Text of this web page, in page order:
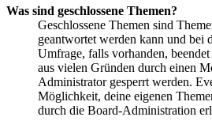
Was sind geschlossene Themen?
Geschlossene Themen sind
geantwortet werden kann und bei
Umfrage, falls vorhanden,
aus vielen Gründen durch einen
Administrator gesperrt werden.
Möglichkeit, deine eigenen
durch die Board-Administration